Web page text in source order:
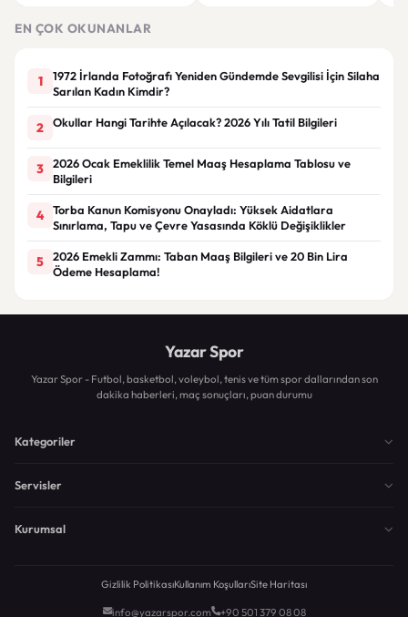
EN ÇOK OKUNANLAR
1
1972 İrlanda Fotoğrafı Yeniden Gündemde Sevgilisi İçin Silaha
Sarılan Kadın Kimdir?
2 Okullar Hangi Tarihte Açılacak? 2026 Yılı Tatil Bilgileri
3
2026 Ocak Emeklilik Temel Maaş Hesaplama Tablosu ve
Bilgileri
4
Torba Kanun Komisyonu Onayladı: Yüksek Aidatlara
Sınırlama, Tapu ve Çevre Yasasında Köklü Değişiklikler
5
2026 Emekli Zammı: Taban Maaş Bilgileri ve 20 Bin Lira
Ödeme Hesaplama!
Yazar Spor
Yazar Spor - Futbol, basketbol, voleybol, tenis ve tüm spor dallarından son
dakika haberleri, maç sonuçları, puan durumu
Kategoriler
Servisler
Kurumsal
Gizlilik PolitikasıKullanım KoşullarıSite Haritası
info@yazarspor.com +90 501 379 08 08